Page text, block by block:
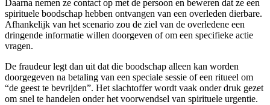
Daarna nemen ze contact op met de persoon en beweren dat ze een
spirituele boodschap hebben ontvangen van een overleden dierbare.
Afhankelijk van het scenario zou de ziel van de overledene een
dringende informatie willen doorgeven of om een specifieke actie
vragen.
De fraudeur legt dan uit dat die boodschap alleen kan worden
doorgegeven na betaling van een speciale sessie of een ritueel om
“de geest te bevrijden”. Het slachtoffer wordt vaak onder druk gezet
om snel te handelen onder het voorwendsel van spirituele urgentie.